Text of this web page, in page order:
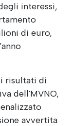
interessi,
di euro,
i risultati di
dell'MVNO,
avvertita